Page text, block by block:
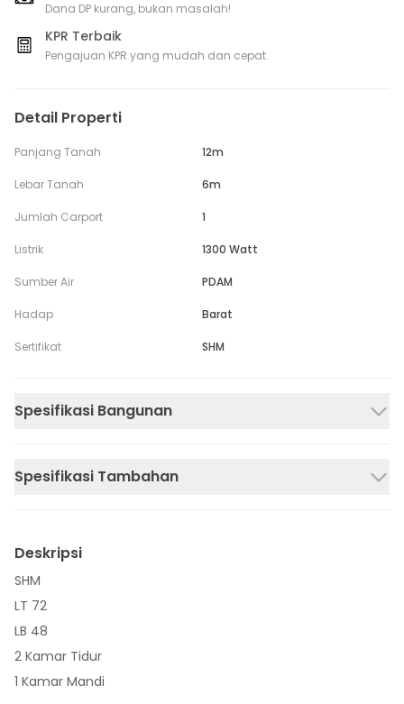
Dana DP kurang, bukan masalah!
KPR Terbaik
Pengajuan KPR yang mudah dan cepat.
Detail Properti
Panjang Tanah 12m
Lebar Tanah 6m
Jumlah Carport 1
Listrik 1300 Watt
Sumber Air PDAM
Hadap Barat
Sertifikat SHM
Spesifikasi Bangunan
Spesifikasi Tambahan
Deskripsi
SHM
LT 72
LB 48
2 Kamar Tidur
1 Kamar Mandi